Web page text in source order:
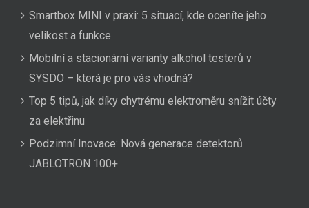
Smartbox MINI v praxi: 5 situací, kde oceníte jeho
velikost a funkce
Mobilní a stacionární varianty alkohol testerů v
SYSDO – která je pro vás vhodná?
Top 5 tipů, jak díky chytrému elektroměru snížit účty
za elektřinu
Podzimní Inovace: Nová generace detektorů
JABLOTRON 100+